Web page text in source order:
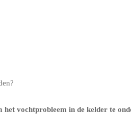
vochtprobleem in de kelder te